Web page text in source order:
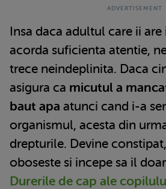
Insa daca adultul care ii
acorda suficienta atentie,
trece neindeplinita. Daca
asigura ca micutul a
baut apa atunci cand i-a
organismul, acesta din
drepturile. Devine
oboseste si incepe sa il
Durerile de cap ale